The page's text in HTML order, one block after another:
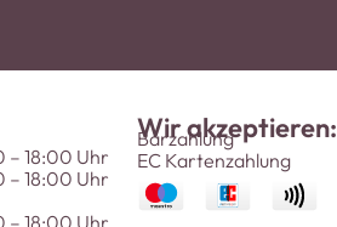
– 18:00 Uhr
– 18:00 Uhr
– 18:00 Uhr
Wir akzeptieren:
Barzahlung
EC Kartenzahlung